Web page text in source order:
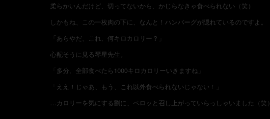
柔らかいんだけど、切ってないから、かじらなきゃ食べられない（笑）
しかもね、この一枚肉の下に、なんと！ハンバーグが隠れているのですよ。
「あらやだ、これ、何キロカロリー？」
心配そうに見る琴星先生。
「多分、全部食べたら1000キロカロリーいきますね」
「ええ！じゃあ、もう、これ以外食べられないじゃない！」
…カロリーを気にする割に、ペロッと召し上がっていらっしゃいました（笑）